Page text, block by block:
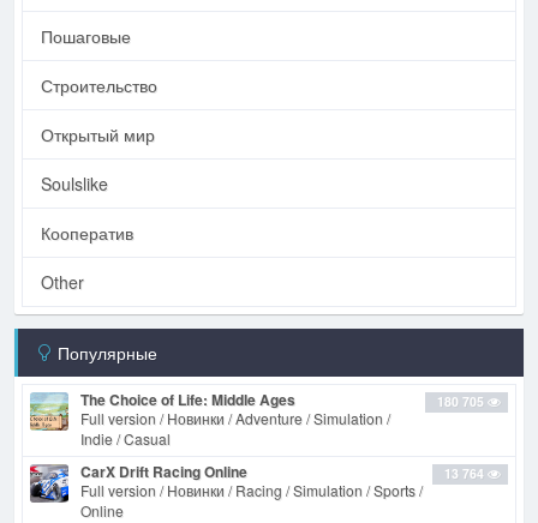
Пошаговые
Строительство
Открытый мир
Soulslike
Кооператив
Other
Популярные
180 705
The Choice of Life: Middle Ages
Full version / Новинки / Adventure / Simulation /
Indie / Casual
13 764
CarX Drift Racing Online
Full version / Новинки / Racing / Simulation / Sports /
Online